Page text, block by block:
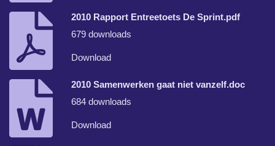
2010 Rapport Entreetoets De Sprint.pdf
679 downloads
Download
2010 Samenwerken gaat niet vanzelf.doc
684 downloads
Download